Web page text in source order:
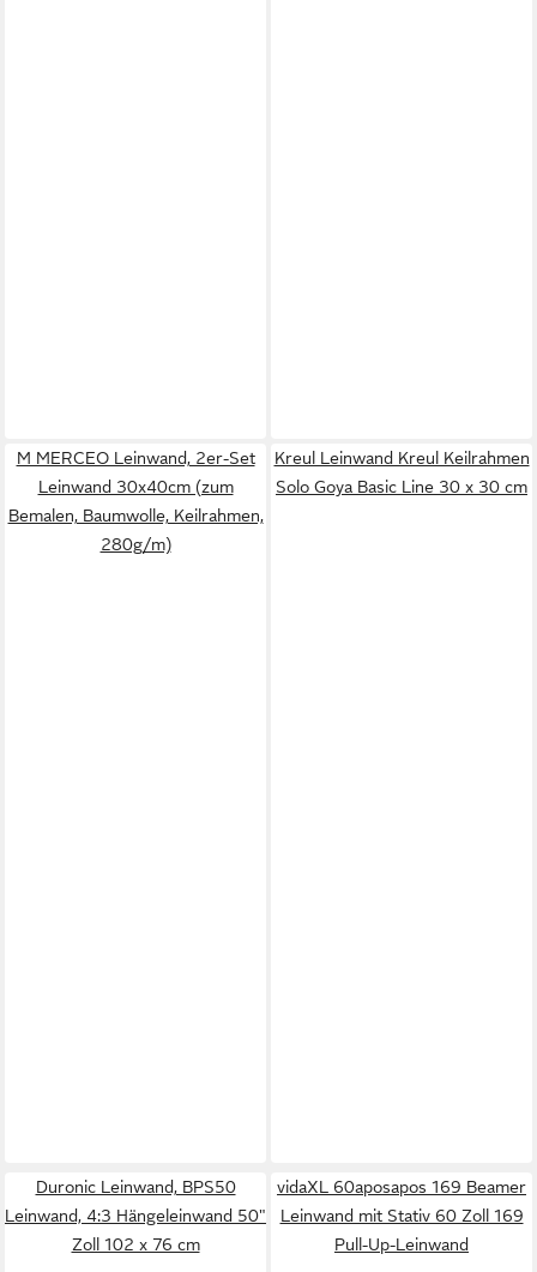
M MERCEO Leinwand, 2er-Set
Leinwand 30x40cm (zum
Bemalen, Baumwolle, Keilrahmen,
280g/m)
Kreul Leinwand Kreul Keilrahmen
Solo Goya Basic Line 30 x 30 cm
Duronic Leinwand, BPS50
Leinwand, 4:3 Hängeleinwand 50"
Zoll 102 x 76 cm
vidaXL 60aposapos 169 Beamer
Leinwand mit Stativ 60 Zoll 169
Pull-Up-Leinwand